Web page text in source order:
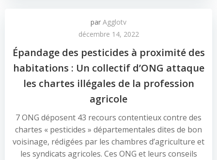
par Agglotv
décembre 14, 2022
Épandage des pesticides à proximité des
habitations : Un collectif d’ONG attaque
les chartes illégales de la profession
agricole
7 ONG déposent 43 recours contentieux contre des
chartes « pesticides » départementales dites de bon
voisinage, rédigées par les chambres d’agriculture et
les syndicats agricoles. Ces ONG et leurs conseils